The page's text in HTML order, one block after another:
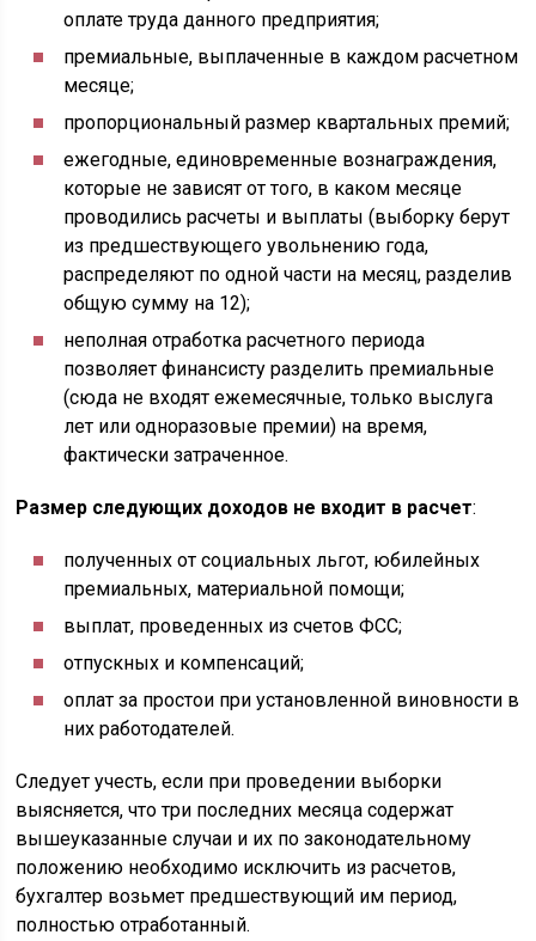
оплате труда данного предприятия;
премиальные, выплаченные в каждом расчетном
месяце;
пропорциональный размер квартальных премий;
ежегодные, единовременные вознаграждения,
которые не зависят от того, в каком месяце
проводились расчеты и выплаты (выборку берут
из предшествующего увольнению года,
распределяют по одной части на месяц, разделив
общую сумму на 12);
неполная отработка расчетного периода
позволяет финансисту разделить премиальные
(сюда не входят ежемесячные, только выслуга
лет или одноразовые премии) на время,
фактически затраченное.
Размер следующих доходов не входит в расчет:
полученных от социальных льгот, юбилейных
премиальных, материальной помощи;
выплат, проведенных из счетов ФСС;
отпускных и компенсаций;
оплат за простои при установленной виновности в
них работодателей.
Следует учесть, если при проведении выборки
выясняется, что три последних месяца содержат
вышеуказанные случаи и их по законодательному
положению необходимо исключить из расчетов,
бухгалтер возьмет предшествующий им период,
полностью отработанный.